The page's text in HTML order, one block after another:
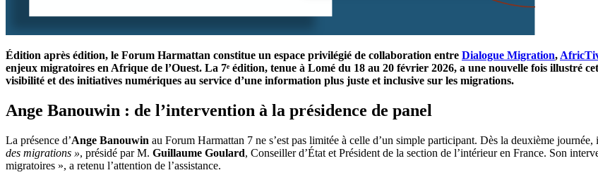
Édition après édition, le Forum Harmattan constitue un espace privilégié de collaboration entre Dialogue Migration,
enjeux migratoires en Afrique de l’Ouest. La 7ᵉ édition, tenue à Lomé du 18 au 20 février 2026, a une nouvelle fois illustré
visibilité et des initiatives numériques au service d’une information plus juste et inclusive sur les migrations.
Ange Banouwin : de l’intervention à la présidence de panel
La présence d’Ange Banouwin au Forum Harmattan 7 ne s’est pas limitée à celle d’un simple participant. Dès la deuxième journée,
des migrations », présidé par M. Guillaume Goulard, Conseiller d’État et Président de la section de l’intérieur en France. Son
migratoires », a retenu l’attention de l’assistance.